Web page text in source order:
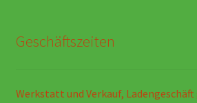
Geschäftszeiten
Werkstatt und Verkauf,